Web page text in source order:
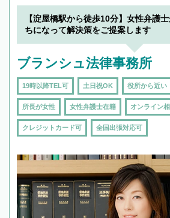
19時以降TEL可の
を加えて再検索
【淀屋橋駅から徒歩10分】女性弁護
ちになって解決策をご提案します
ブランシュ法律事務所
19時以降TEL可 土日祝OK 役所から近い
所長が女性 女性弁護士在籍 オンライン
クレジットカード可 全国出張対応可